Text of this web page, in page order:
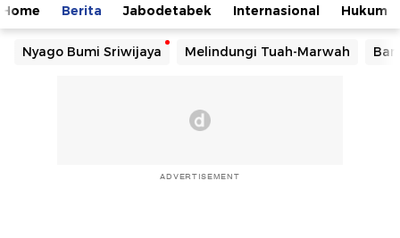
Home Berita Jabodetabek Internasional Hukum
Nyago Bumi Sriwijaya Melindungi Tuah-Marwah
ADVERTISEMENT